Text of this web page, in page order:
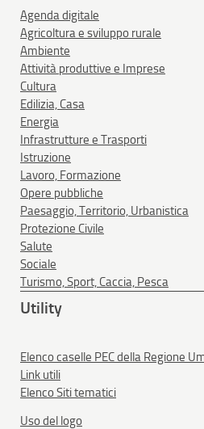
Agenda digitale
Agricoltura e sviluppo rurale
Ambiente
Attività produttive e Imprese
Cultura
Edilizia, Casa
Energia
Infrastrutture e Trasporti
Istruzione
Lavoro, Formazione
Opere pubbliche
Paesaggio, Territorio, Urbanistica
Protezione Civile
Salute
Sociale
Turismo, Sport, Caccia, Pesca
Utility
Elenco caselle PEC della Regione
Link utili
Elenco Siti tematici
Uso del logo